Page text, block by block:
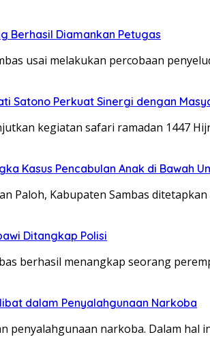
Berhasil Diamankan Petugas
usai melakukan percobaan
Satono Perkuat Sinergi dengan
kegiatan safari ramadan 1447
Kasus Pencabulan Anak di Bawah
Paloh, Kabupaten Sambas
Ditangkap Polisi
berhasil menangkap seorang
dalam Penyalahgunaan Narkoba
penyalahgunaan narkoba. Dalam